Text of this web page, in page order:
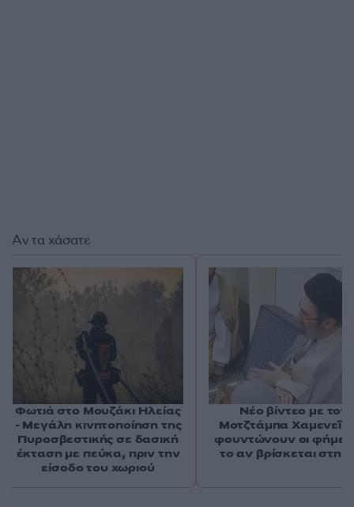
Αν τα χάσατε
Φωτιά στο Μουζάκι Ηλείας
- Μεγάλη κινητοποίηση της
Πυροσβεστικής σε δασική
έκταση με πεύκα, πριν την
είσοδο του χωριού
Νέο βίντεο με τον
Μοτζτάμπα Χαμενεΐ
φουντώνουν οι φήμες
το αν βρίσκεται στη